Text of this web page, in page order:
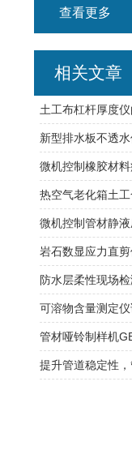
查看更多
相关文章
土工布杠杆厚度
微机控制橡胶材
可溶物含量测定
管材哑铃制样机